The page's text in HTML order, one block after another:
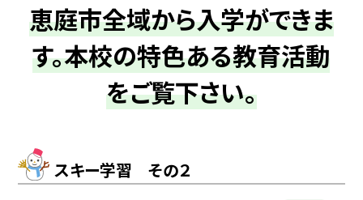
恵庭市全域から入学ができま
す。本校の特色ある教育活動
をご覧下さい。
スキー学習 その２